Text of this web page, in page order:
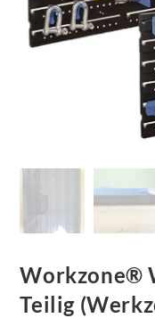
Workzone®
Teilig